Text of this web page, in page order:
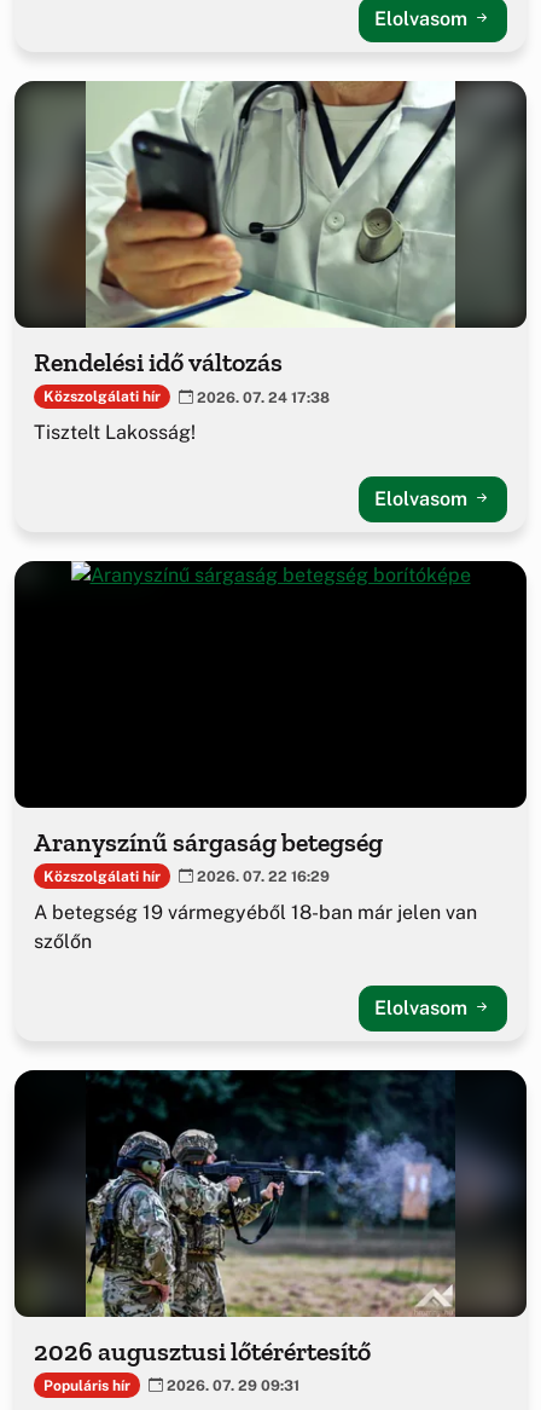
Elolvasom
Rendelési idő változás
Közszolgálati hír 2026. 07. 24 17:38
Tisztelt Lakosság!
Elolvasom
Aranyszínű sárgaság betegség
Közszolgálati hír 2026. 07. 22 16:29
A betegség 19 vármegyéből 18-ban már jelen van
szőlőn
Elolvasom
2026 augusztusi lőtérértesítő
Populáris hír 2026. 07. 29 09:31